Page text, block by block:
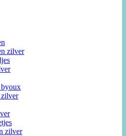
zilver
zilver